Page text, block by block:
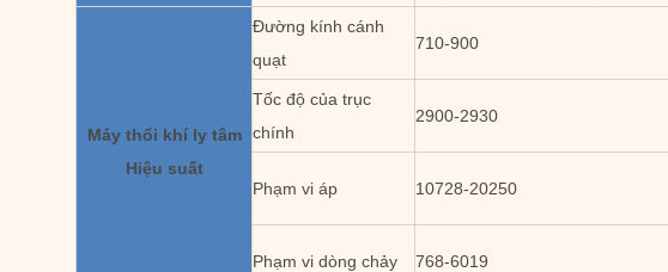
Máy thổi khí ly tâm
Hiệu suất
Đường kính cánh
quạt
710-900
Tốc độ của trục
chính
2900-2930
Phạm vi áp 10728-20250
Phạm vi dòng chảy 768-6019